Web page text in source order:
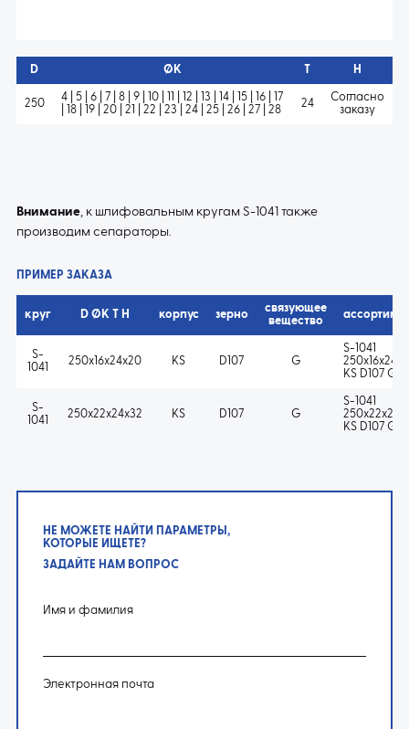
D ØK T H
250
4 | 5 | 6 | 7 | 8 | 9 | 10 | 11 | 12 | 13 | 14 | 15 | 16 | 17
| 18 | 19 | 20 | 21 | 22 | 23 | 24 | 25 | 26 | 27 | 28
24
Согласно
заказу
Внимание, к шлифовальным кругам S-1041 также
производим сепараторы.
ПРИМЕР ЗАКАЗА
круг D ØK T H корпус зерно
связующее
вещество
S-
1041
250x16x24x20 KS D107 G
S-1041
KS D107 G
S-
1041
250x22x24x32 KS D107 G
S-1041
KS D107 G
НЕ МОЖЕТЕ НАЙТИ ПАРАМЕТРЫ,
КОТОРЫЕ ИЩЕТЕ?
ЗАДАЙТЕ НАМ ВОПРОС
Имя и фамилия
Электронная почта